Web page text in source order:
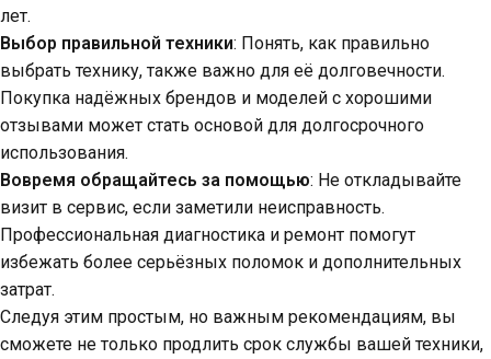
лет.
Выбор правильной техники: Понять, как правильно
выбрать технику, также важно для её долговечности.
Покупка надёжных брендов и моделей с хорошими
отзывами может стать основой для долгосрочного
использования.
Вовремя обращайтесь за помощью: Не откладывайте
визит в сервис, если заметили неисправность.
Профессиональная диагностика и ремонт помогут
избежать более серьёзных поломок и дополнительных
затрат.
Следуя этим простым, но важным рекомендациям, вы
сможете не только продлить срок службы вашей техники,